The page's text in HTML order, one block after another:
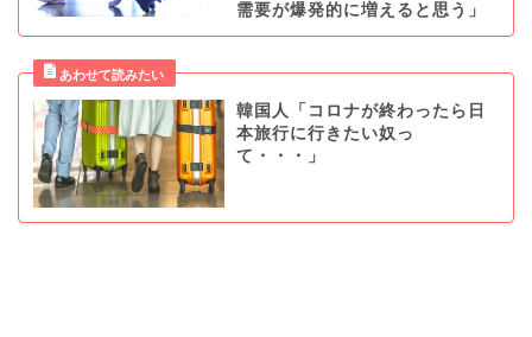
需要が爆発的に増えると思う」
韓国人「コロナが終わったら日
本旅行に行きたい奴っ
て・・・」